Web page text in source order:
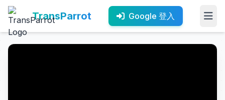
TransParrot Google 登入